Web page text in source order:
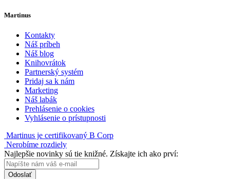
Martinus
Kontakty
Náš príbeh
Náš blog
Knihovrátok
Partnerský systém
Pridaj sa k nám
Marketing
Náš labák
Prehlásenie o cookies
Vyhlásenie o prístupnosti
Martinus je certifikovaný B Corp
Nerobíme rozdiely
Najlepšie novinky sú tie knižné. Získajte ich ako prví:
Odoslať